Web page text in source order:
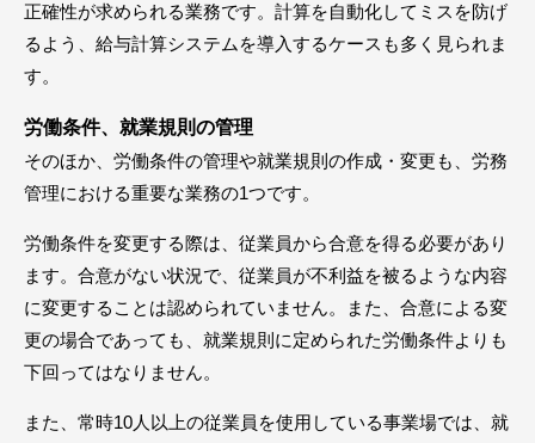
正確性が求められる業務です。計算を自動化してミスを防げ
るよう、給与計算システムを導入するケースも多く見られま
す。
労働条件、就業規則の管理
そのほか、労働条件の管理や就業規則の作成・変更も、労務
管理における重要な業務の1つです。
労働条件を変更する際は、従業員から合意を得る必要があり
ます。合意がない状況で、従業員が不利益を被るような内容
に変更することは認められていません。また、合意による変
更の場合であっても、就業規則に定められた労働条件よりも
下回ってはなりません。
また、常時10人以上の従業員を使用している事業場では、就